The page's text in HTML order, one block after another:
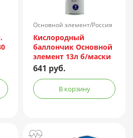
Основной элемент/Россия
Кислородный
баллончик Основной
элемент 13л б/маски
641 руб.
В корзину